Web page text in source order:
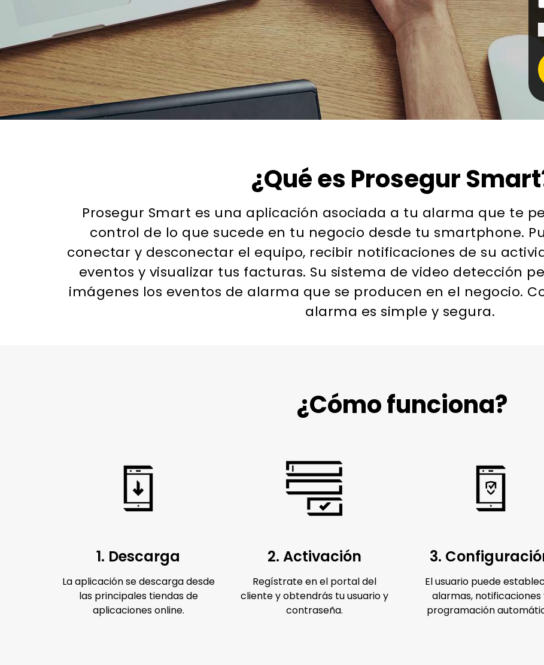
¿Qué es Prosegur
Prosegur Smart es una aplicación asociada a tu alarma que te
control de lo que sucede en tu negocio desde tu smartphone.
conectar y desconectar el equipo, recibir notificaciones de su
eventos y visualizar tus facturas. Su sistema de video detección
imágenes los eventos de alarma que se producen en el negocio.
alarma es simple y segura.
¿Cómo funciona?
1. Descarga
La aplicación se descarga desde
las principales tiendas de
aplicaciones online.
2. Activación
Regístrate en el portal del
cliente y obtendrás tu usuario y
contraseña.
3.
El usuario puede
alarmas, notificaciones
programación